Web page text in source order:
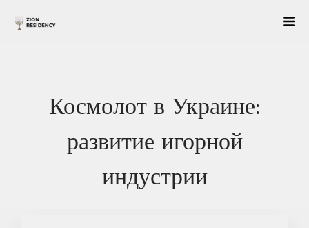
Космолот в Украине:
развитие игорной
индустрии